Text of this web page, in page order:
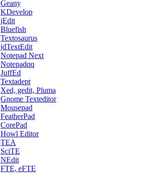
Geany
KDevelop
jEdit
Bluefish
Textosaurus
jdTextEdit
Notepad Next
Notepadqq
JuffEd
Textadept
Xed, gedit, Pluma
Gnome Texteditor
Mousepad
FeatherPad
CorePad
Howl Editor
TEA
SciTE
NEdit
FTE, eFTE